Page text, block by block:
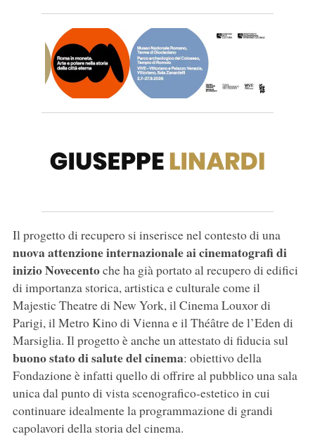
Il progetto di recupero si inserisce nel contesto di una
nuova attenzione internazionale ai cinematografi di
inizio Novecentoche ha già portato al recupero di edifici
di importanza storica, artistica e culturale come il
Majestic Theatre di New York, il Cinema Louxor di
Parigi, il Metro Kino di Vienna e il Théâtre de l’Eden di
Marsiglia. Il progetto è anche un attestato di fiducia sul
buono stato di salute del cinema: obiettivo della
Fondazione è infatti quello di offrire al pubblico una sala
unica dal punto di vista scenografico-estetico in cui
continuare idealmente la programmazione di grandi
capolavori della storia del cinema.